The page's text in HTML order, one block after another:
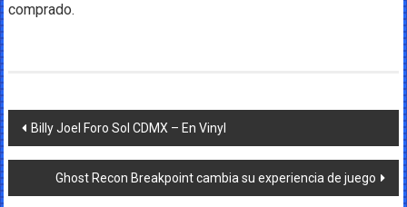
comprado.
Navegación
de
entradas
Billy Joel Foro Sol CDMX – En Vinyl
Ghost Recon Breakpoint cambia su experiencia de juego